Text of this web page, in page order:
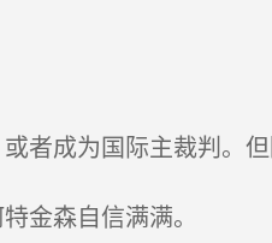
成为国际主裁判。但
金森自信满满。